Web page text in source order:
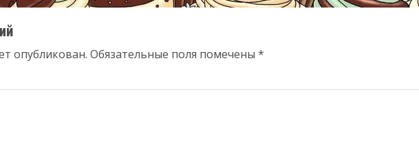
опубликован. Обязательные поля помечены *